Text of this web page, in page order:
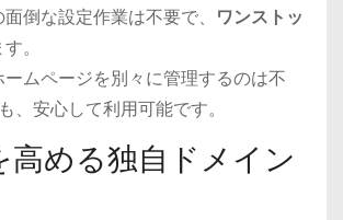
倒な設定作業は不要で、 ワンストッ
。
ームページを別々に管理するのは不
、安心して利用可能です。
める独自ドメイン